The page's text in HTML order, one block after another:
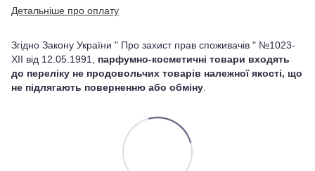
Детальніше про оплату
Згідно Закону України " Про захист прав споживачів " №1023-
XII від 12.05.1991, парфумно-косметичні товари входять
до переліку не продовольчих товарів належної якості, що
не підлягають поверненню або обміну